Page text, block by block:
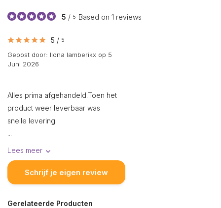
5 / 5 Based on 1 reviews
5 / 5
Gepost door: Ilona lamberikx op 5
Juni 2026
Alles prima afgehandeld.Toen het
product weer leverbaar was
snelle levering.
...
Lees meer
Schrijf je eigen review
Gerelateerde Producten